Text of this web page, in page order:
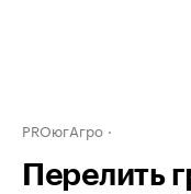
PROюгАгро
Перелить